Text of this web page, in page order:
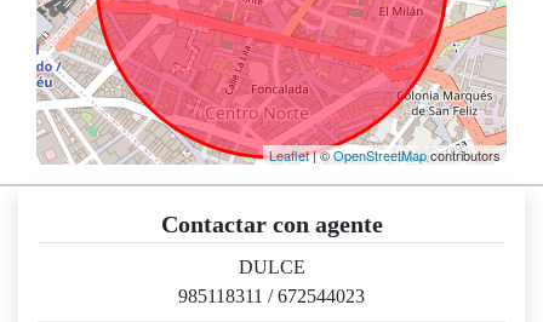
Leaflet| ©OpenStreetMapcontributors
Contactar con agente
DULCE
985118311 /672544023